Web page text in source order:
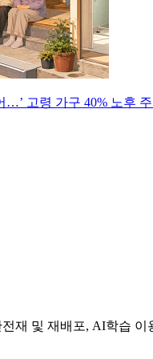
…’ 고령 가구 40% 노후
재 및 재배포, AI학습 이